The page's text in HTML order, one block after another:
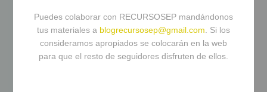
Puedes colaborar con RECURSOSEP mandándonos
tus materiales a blogrecursosep@gmail.com . Si los
consideramos apropiados se colocarán en la web
para que el resto de seguidores disfruten de ellos.